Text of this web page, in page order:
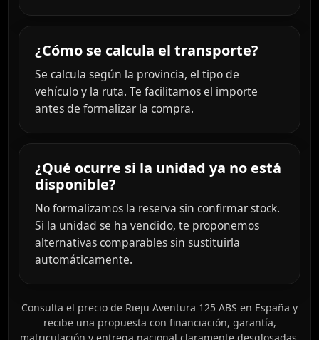
¿Cómo se calcula el transporte?
Se calcula según la provincia, el tipo de
vehículo y la ruta. Te facilitamos el importe
antes de formalizar la compra.
¿Qué ocurre si la unidad ya no está
disponible?
No formalizamos la reserva sin confirmar stock.
Si la unidad se ha vendido, te proponemos
alternativas comparables sin sustituirla
automáticamente.
Consulta el precio de Rieju Aventura 125 ABS en España y
recibe una propuesta con financiación, garantía,